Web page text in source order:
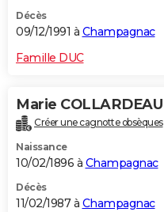
Décès
09/12/1991 à Champagnac
Famille DUC
Marie COLLARDEAU
Créer une cagnotte obsèques
Naissance
10/02/1896 à Champagnac
Décès
11/02/1987 à Champagnac